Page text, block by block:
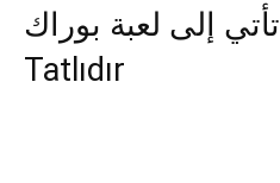
تأتي إلى لعبة بوراك Hayat Bazen
Tatlıdır